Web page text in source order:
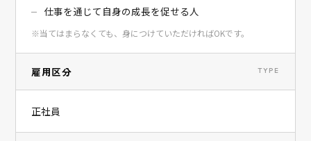
仕事を通じて自身の成長を促せる人
※当てはまらなくても、身につけていただければOKです。
雇用区分 TYPE
正社員